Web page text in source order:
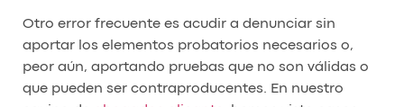
Otro error frecuente es acudir a denunciar sin
aportar los elementos probatorios necesarios o,
peor aún, aportando pruebas que no son válidas o
que pueden ser contraproducentes. En nuestro